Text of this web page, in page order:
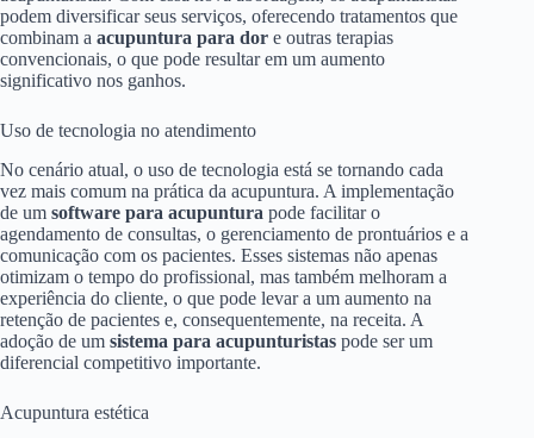
podem diversificar seus serviços, oferecendo tratamentos que
combinam a acupuntura para dor e outras terapias
convencionais, o que pode resultar em um aumento
significativo nos ganhos.
Uso de tecnologia no atendimento
No cenário atual, o uso de tecnologia está se tornando cada
vez mais comum na prática da acupuntura. A implementação
de um software para acupuntura pode facilitar o
agendamento de consultas, o gerenciamento de prontuários e a
comunicação com os pacientes. Esses sistemas não apenas
otimizam o tempo do profissional, mas também melhoram a
experiência do cliente, o que pode levar a um aumento na
retenção de pacientes e, consequentemente, na receita. A
adoção de um sistema para acupunturistas pode ser um
diferencial competitivo importante.
Acupuntura estética